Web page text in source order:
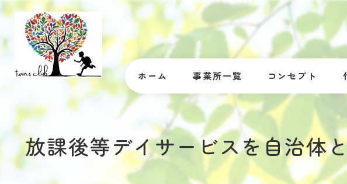
ホーム 事業所一覧 コンセプト
放課後等デイサービスを自治体